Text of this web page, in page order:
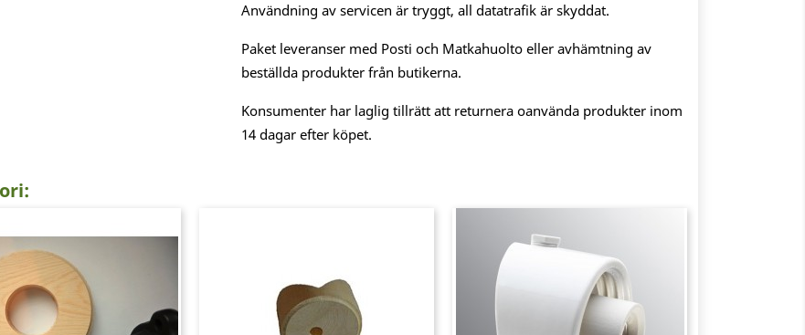
Användning av servicen är tryggt, all datatrafik är skyddat.
Paket leveranser med Posti och Matkahuolto eller avhämtning av
beställda produkter från butikerna.
Konsumenter har laglig tillrätt att returnera oanvända produkter inom
14 dagar efter köpet.